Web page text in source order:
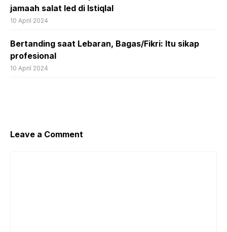
jamaah salat Ied di Istiqlal
10 April 2024
Bertanding saat Lebaran, Bagas/Fikri: Itu sikap
profesional
10 April 2024
Leave a Comment